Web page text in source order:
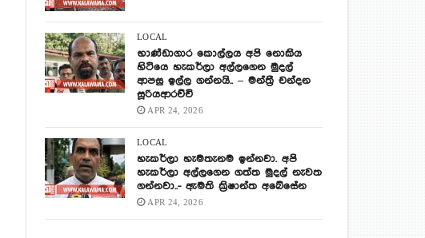
LOCAL
භාණ්ඩාගාර කොල්ලය අපි නොකිය
හිටියෙ හැකර්ලා අල්ලගෙන මුදල්
ආපසු ඉල්ල ගන්නයි.. – මන්ත්‍රී චන්දන
සූරියආරච්චි
APR 24, 2026
LOCAL
හැකර්ලා හැමතැනම ඉන්නවා. අපි
හැකර්ලා අල්ලගෙන ගත්ත මුදල් නැවත
ගන්නවා..- ඇමති ක්‍රිෂාන්ත අබේසේන
APR 24, 2026